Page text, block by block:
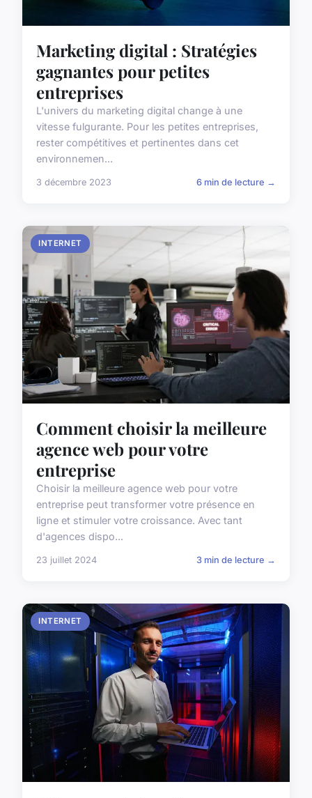
Marketing digital : Stratégies
gagnantes pour petites
entreprises
L'univers du marketing digital change à une
vitesse fulgurante. Pour les petites entreprises,
rester compétitives et pertinentes dans cet
environnemen...
3 décembre 2023 6 min de lecture →
INTERNET
Comment choisir la meilleure
agence web pour votre
entreprise
Choisir la meilleure agence web pour votre
entreprise peut transformer votre présence en
ligne et stimuler votre croissance. Avec tant
d'agences dispo...
23 juillet 2024 3 min de lecture →
INTERNET